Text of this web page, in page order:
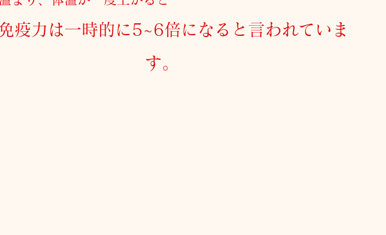
疫力は一時的に5~6倍になると言われていま
す。